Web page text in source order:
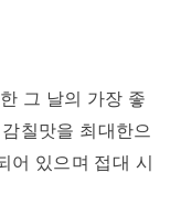
그 날의 가장 좋
칠맛을 최대한으
어 있으며 접대 시